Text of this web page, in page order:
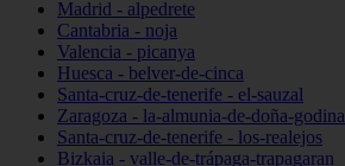
Madrid - alpedrete
Cantabria - noja
Valencia - picanya
Huesca - belver-de-cinca
Santa-cruz-de-tenerife - el-sauzal
Zaragoza - la-almunia-de-doña-godina
Santa-cruz-de-tenerife - los-realejos
Bizkaia - valle-de-trápaga-trapagaran